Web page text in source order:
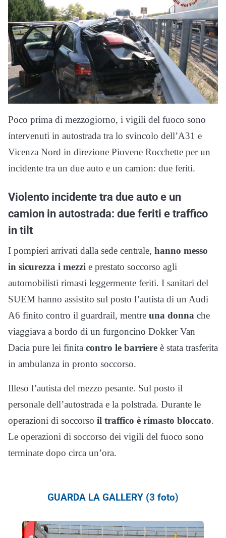
Poco prima di mezzogiorno, i vigili del fuoco sono
intervenuti in autostrada tra lo svincolo dell’A31 e
Vicenza Nord in direzione Piovene Rocchette per un
incidente tra un due auto e un camion: due feriti.
Violento incidente tra due auto e un
camion in autostrada: due feriti e traffico
in tilt
I pompieri arrivati dalla sede centrale, hanno messo
in sicurezza i mezzi e prestato soccorso agli
automobilisti rimasti leggermente feriti. I sanitari del
SUEM hanno assistito sul posto l’autista di un Audi
A6 finito contro il guardrail, mentre una donna che
viaggiava a bordo di un furgoncino Dokker Van
Dacia pure lei finita contro le barriere è stata trasferita
in ambulanza in pronto soccorso.
Illeso l’autista del mezzo pesante. Sul posto il
personale dell’autostrada e la polstrada. Durante le
operazioni di soccorso il traffico è rimasto bloccato.
Le operazioni di soccorso dei vigili del fuoco sono
terminate dopo circa un’ora.
GUARDA LA GALLERY (3 foto)